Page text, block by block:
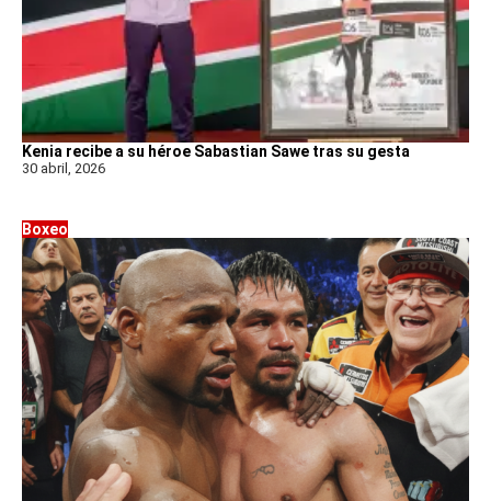
Kenia recibe a su héroe Sabastian Sawe tras su gesta
30 abril, 2026
Boxeo